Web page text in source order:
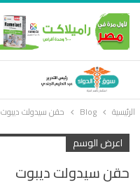
الرئيسية Blog حقن سيدولت ديبوت
اعرض الوسم
حقن سيدولت ديبوت